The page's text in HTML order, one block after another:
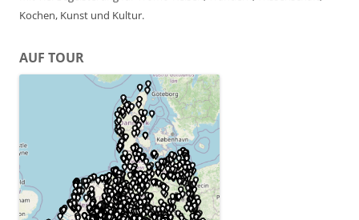
Kochen, Kunst und Kultur.
AUF TOUR